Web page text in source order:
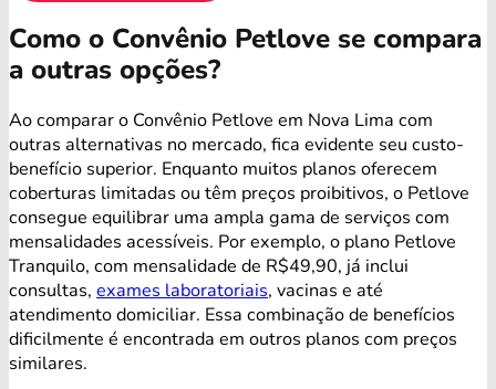
Como o Convênio Petlove se compara
a outras opções?
Ao comparar o Convênio Petlove em Nova Lima com
outras alternativas no mercado, fica evidente seu custo-
benefício superior. Enquanto muitos planos oferecem
coberturas limitadas ou têm preços proibitivos, o Petlove
consegue equilibrar uma ampla gama de serviços com
mensalidades acessíveis. Por exemplo, o plano Petlove
Tranquilo, com mensalidade de R$49,90, já inclui
consultas, exames laboratoriais, vacinas e até
atendimento domiciliar. Essa combinação de benefícios
dificilmente é encontrada em outros planos com preços
similares.